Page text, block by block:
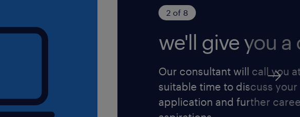
di leggere l'informativa
2 of 8
we'll give you a
Our consultant will call you
suitable time to discuss your
application and further